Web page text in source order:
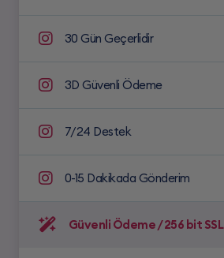
30 Gün Geçerlidir
3D Güvenli Ödeme
7/24 Destek
0-15 Dakikada Gönderim
Güvenli Ödeme / 256 bit SSL